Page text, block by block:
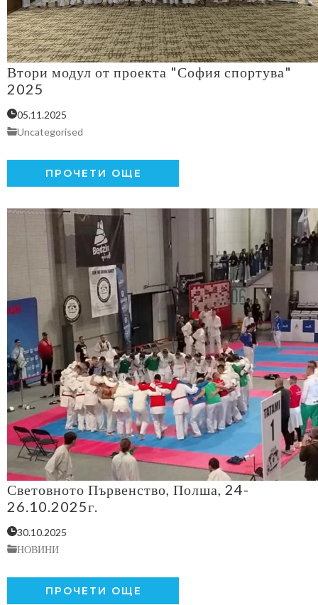
Втори модул от проекта "София спортува"
2025
05.11.2025
Uncategorised
ПРОЧЕТИ ОЩЕ
Световното Първенство, Полша, 24-
26.10.2025г.
30.10.2025
НОВИНИ
ПРОЧЕТИ ОЩЕ